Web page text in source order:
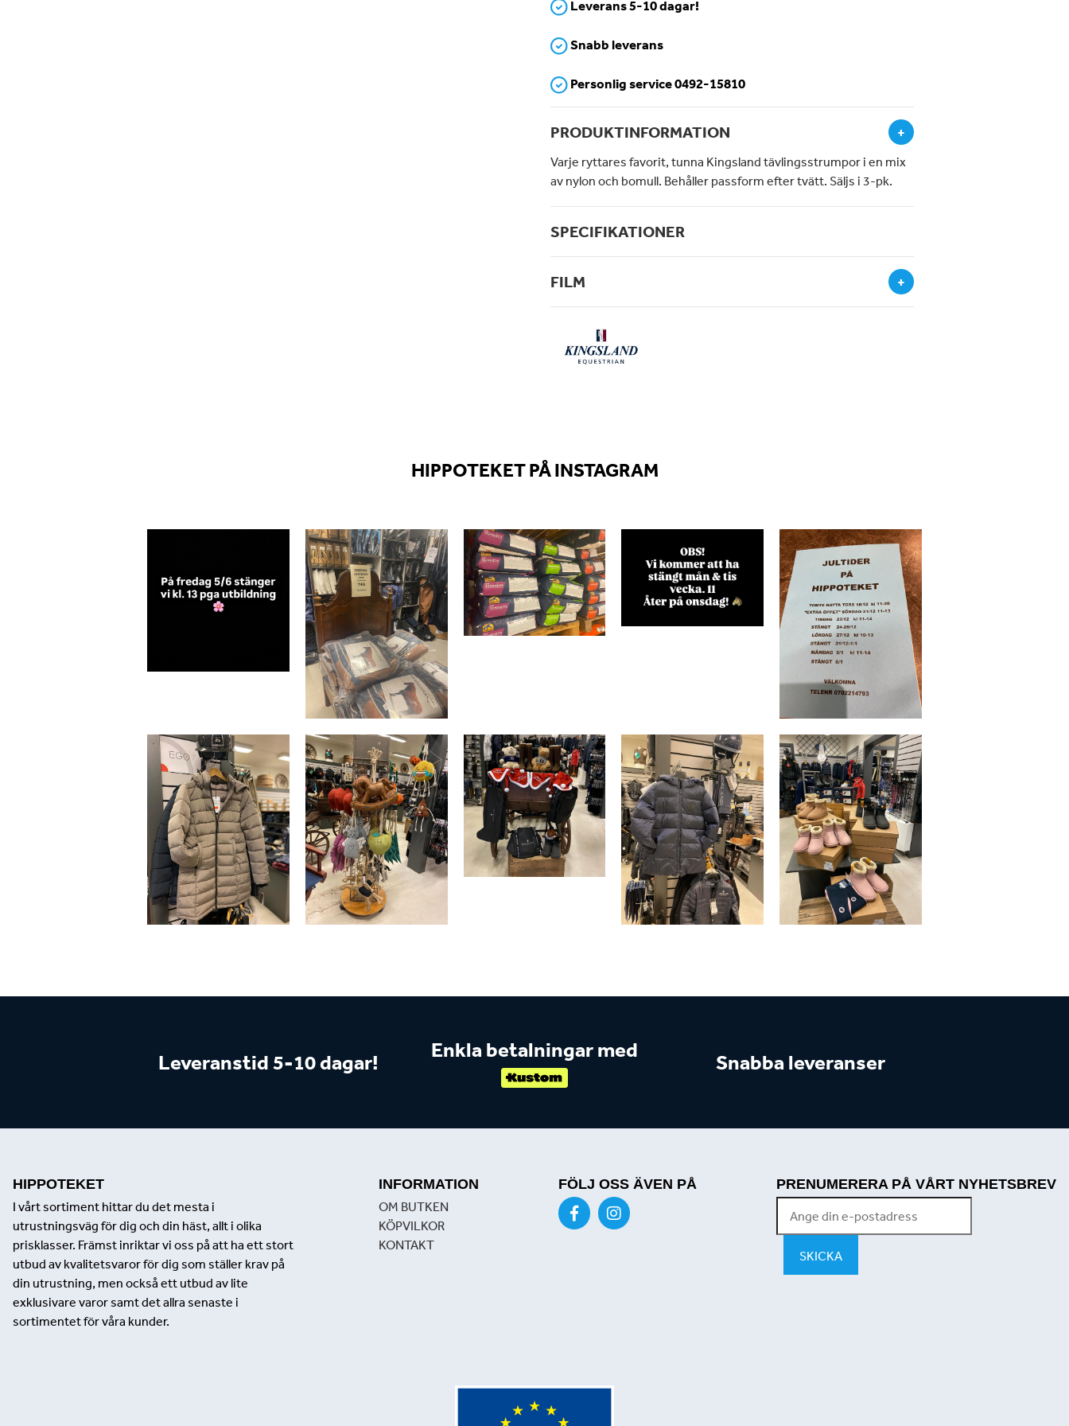
Leverans 5-10 dagar!
Snabb leverans
Personlig service 0492-15810
PRODUKTINFORMATION +
Varje ryttares favorit, tunna Kingsland tävlingsstrumpor i en mix
av nylon och bomull. Behåller passform efter tvätt. Säljs i 3-pk.
SPECIFIKATIONER
FILM +
HIPPOTEKET PÅ INSTAGRAM
Leveranstid 5-10 dagar!
Enkla betalningar med
Snabba leveranser
HIPPOTEKET
I vårt sortiment hittar du det mesta i
utrustningsväg för dig och din häst, allt i olika
prisklasser. Främst inriktar vi oss på att ha ett stort
utbud av kvalitetsvaror för dig som ställer krav på
din utrustning, men också ett utbud av lite
exklusivare varor samt det allra senaste i
sortimentet för våra kunder.
INFORMATION
OM BUTKEN
KÖPVILKOR
KONTAKT
FÖLJ OSS ÄVEN PÅ PRENUMERERA PÅ VÅRT NYHETSBREV